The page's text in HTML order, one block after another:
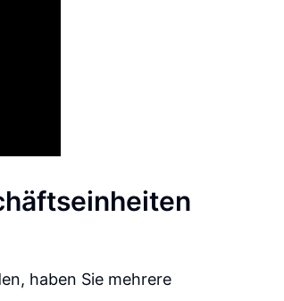
haben Sie mehrere